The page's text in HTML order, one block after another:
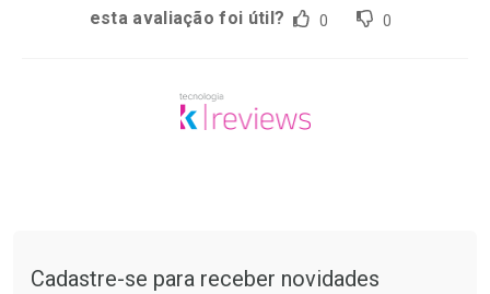
esta avaliação foi útil? 0 0
Cadastre-se para receber novidades